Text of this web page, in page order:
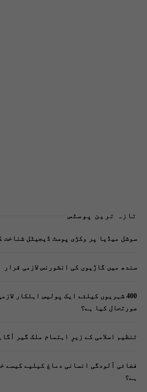
تازہ ترین پوسٹس
سوشل میڈیا پر وکڑی پوسٹ ڈیجیٹل شناخت
سندھ میں گاڑیوں کی انشورنس لازمی قرار
400 شہریوں کیلئے ایک پولیس اہلکار
صورتحال کیا ہے؟
تنظیم اسلامی کے زیرِ اہتمام ملک گیر
فضائی آلودگی انسانی دماغ کیلیے کیسے
ہے؟